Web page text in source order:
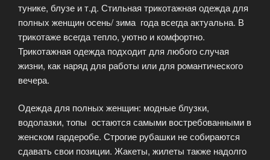
тунике, блузе и т.д. Стильная трикотажная одежда для
полных женщин осень/ зима года всегда актуальна. В
трикотаже всегда тепло, уютно и комфортно.
Трикотажная одежда подходит для любого случая
жизни, как наряд для работы или для романтического
вечера.
Одежда для полных женщин: модные блузки,
водолазки, топы остаются самыми востребованными в
женском гардеробе. Строгие рубашки не собираются
сдавать свои позиции. Жакеты, жилеты также надолго